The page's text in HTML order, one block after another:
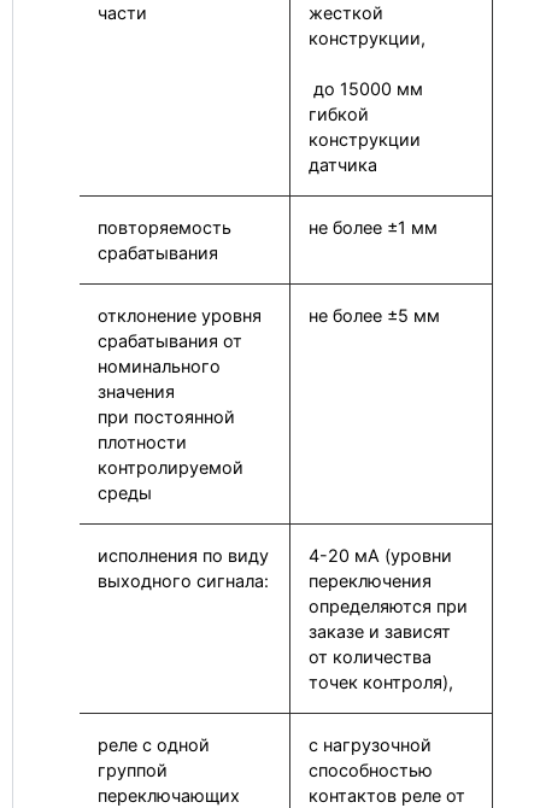
части
жесткой
конструкции,
до 15000 мм
гибкой
конструкции
датчика
повторяемость
срабатывания
не более ±1 мм
отклонение уровня
срабатывания от
номинального
значения
при постоянной
плотности
контролируемой
среды
не более ±5 мм
исполнения по виду
выходного сигнала:
4-20 мА (уровни
переключения
определяются при
заказе и зависят
от количества
точек контроля),
реле с одной
группой
переключающих
с нагрузочной
способностью
контактов реле от